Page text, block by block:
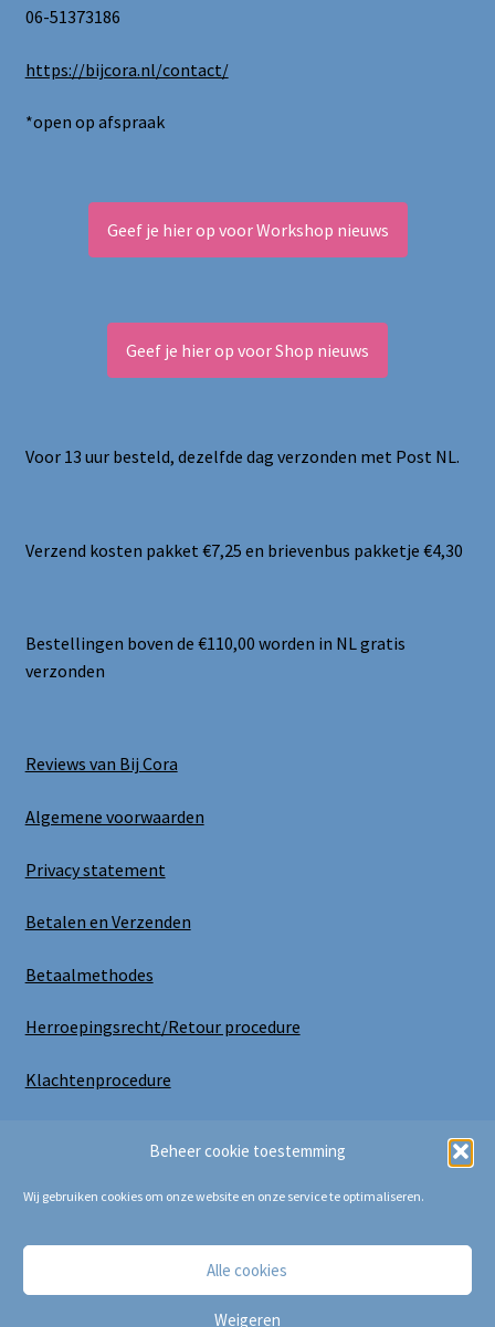
Beheer cookie toestemming
Wij gebruiken cookies om onze website en onze service te optimaliseren.
Alle cookies
Weigeren
06-51373186
https://bijcora.nl/contact/
*open op afspraak
Geef je hier op voor Workshop nieuws
Geef je hier op voor Shop nieuws
Voor 13 uur besteld, dezelfde dag verzonden met Post NL.
Verzend kosten pakket €7,25 en brievenbus pakketje €4,30
Bestellingen boven de €110,00 worden in NL gratis
verzonden
Reviews van Bij Cora
Algemene voorwaarden
Privacy statement
Betalen en Verzenden
Betaalmethodes
Herroepingsrecht/Retour procedure
Klachtenprocedure
Copyright Bij Cora 2025